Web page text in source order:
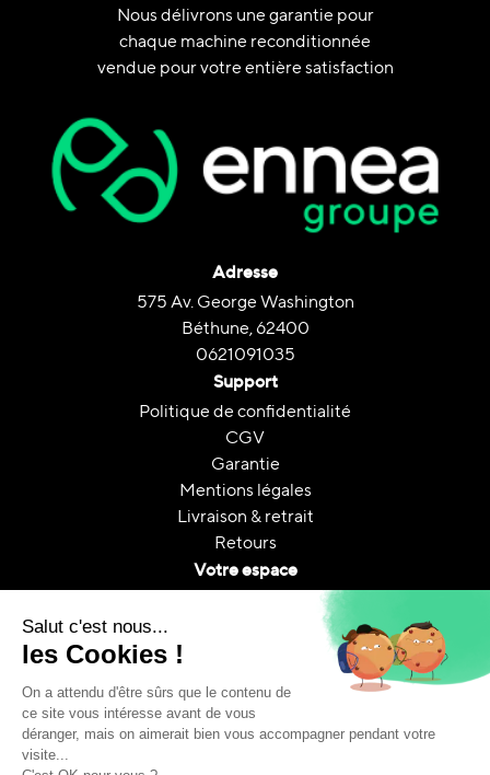
Nous délivrons une garantie pour
chaque machine reconditionnée
vendue pour votre entière satisfaction
Adresse
575 Av. George Washington
Béthune, 62400
0621091035
Support
Politique de confidentialité
CGV
Garantie
Mentions légales
Livraison & retrait
Retours
Votre espace
Suivi de commande
A propos
Le reconditionnement